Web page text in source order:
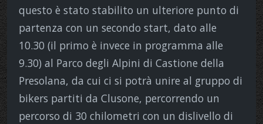
questo è stato stabilito un ulteriore punto di
partenza con un secondo start, dato alle
10.30 (il primo è invece in programma alle
9.30) al Parco degli Alpini di Castione della
Presolana, da cui ci si potrà unire al gruppo di
bikers partiti da Clusone, percorrendo un
percorso di 30 chilometri con un dislivello di